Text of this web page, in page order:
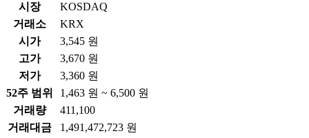
시장
KOSDAQ
거래소
KRX
시가
3,545 원
고가
3,670 원
저가
3,360 원
52주 범위
1,463 원 ~ 6,500 원
거래량
411,100
거래대금
1,491,472,723 원